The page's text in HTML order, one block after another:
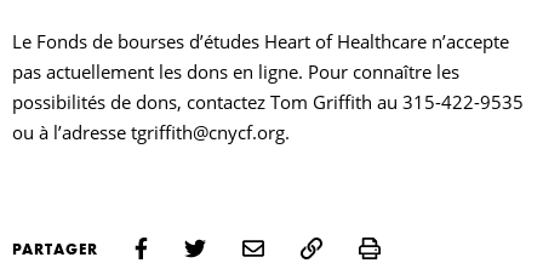
Le Fonds de bourses d’études Heart of Healthcare n’accepte
pas actuellement les dons en ligne. Pour connaître les
possibilités de dons, contactez Tom Griffith au 315-422-9535
ou à l’adresse tgriffith@cnycf.org.
PARTAGER Print